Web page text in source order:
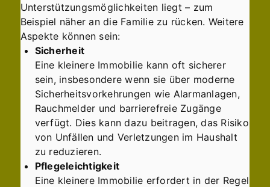
Unterstützungsmöglichkeiten liegt – zum
Beispiel näher an die Familie zu rücken. Weitere
Aspekte können sein:
Sicherheit
Eine kleinere Immobilie kann oft sicherer
sein, insbesondere wenn sie über moderne
Sicherheitsvorkehrungen wie Alarmanlagen,
Rauchmelder und barrierefreie Zugänge
verfügt. Dies kann dazu beitragen, das Risiko
von Unfällen und Verletzungen im Haushalt
zu reduzieren.
Pflegeleichtigkeit
Eine kleinere Immobilie erfordert in der Regel